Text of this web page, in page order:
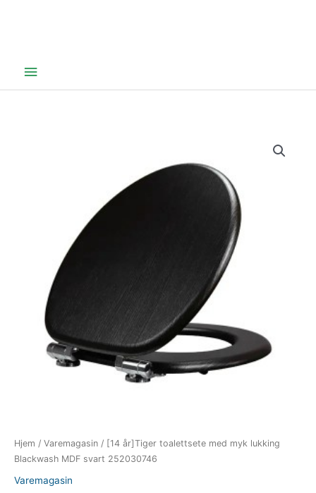
Hovedmeny
Hjem / Varemagasin / [14 år]Tiger toalettsete med myk lukking
Blackwash MDF svart 252030746
Varemagasin